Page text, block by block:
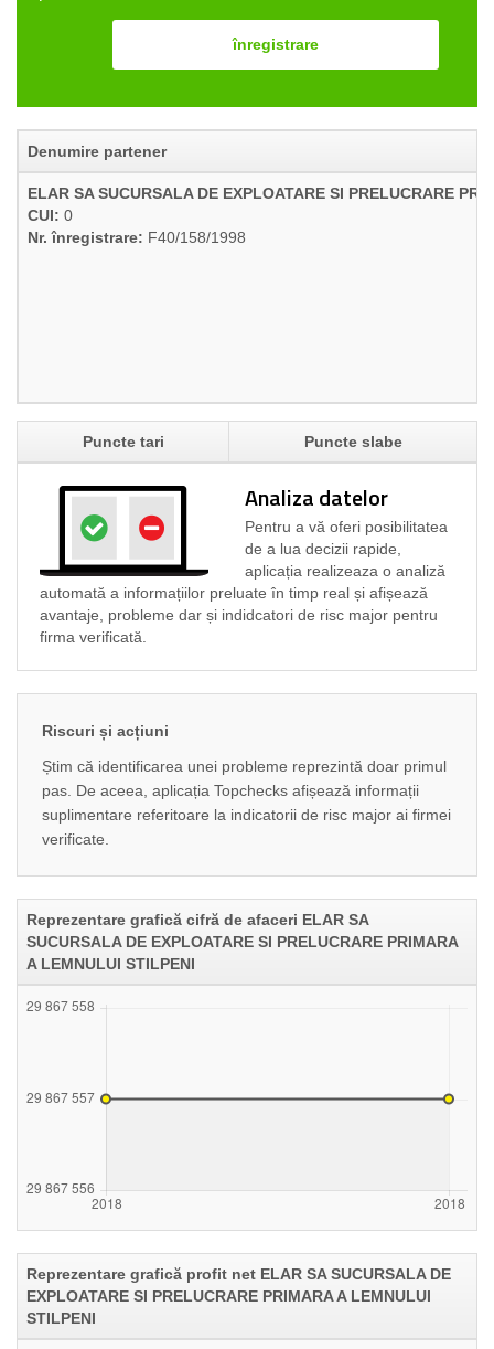
înregistrare
Denumire partener
ELAR SA SUCURSALA DE EXPLOATARE SI PRELUCRARE
CUI: 0
Nr. înregistrare: F40/158/1998
Puncte tari Puncte slabe
Analiza datelor
Pentru a vă oferi posibilitatea
de a lua decizii rapide,
aplicația realizeaza o analiză
automată a informațiilor preluate în timp real și afișează
avantaje, probleme dar și indidcatori de risc major pentru
firma verificată.
Riscuri și acțiuni
Știm că identificarea unei probleme reprezintă doar primul
pas. De aceea, aplicația Topchecks afișează informații
suplimentare referitoare la indicatorii de risc major ai firmei
verificate.
Reprezentare grafică cifră de afaceri ELAR SA
SUCURSALA DE EXPLOATARE SI PRELUCRARE PRIMARA
A LEMNULUI STILPENI
Reprezentare grafică profit net ELAR SA SUCURSALA DE
EXPLOATARE SI PRELUCRARE PRIMARA A LEMNULUI
STILPENI